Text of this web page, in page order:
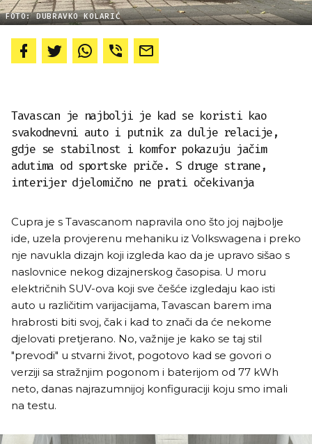
FOTO: DUBRAVKO KOLARIĆ
Tavascan je najbolji je kad se koristi kao
svakodnevni auto i putnik za dulje relacije,
gdje se stabilnost i komfor pokazuju jačim
adutima od sportske priče. S druge strane,
interijer djelomično ne prati očekivanja
Cupra je s Tavascanom napravila ono što joj najbolje
ide, uzela provjerenu mehaniku iz Volkswagena i preko
nje navukla dizajn koji izgleda kao da je upravo sišao s
naslovnice nekog dizajnerskog časopisa. U moru
električnih SUV-ova koji sve češće izgledaju kao isti
auto u različitim varijacijama, Tavascan barem ima
hrabrosti biti svoj, čak i kad to znači da će nekome
djelovati pretjerano. No, važnije je kako se taj stil
"prevodi" u stvarni život, pogotovo kad se govori o
verziji sa stražnjim pogonom i baterijom od 77 kWh
neto, danas najrazumnijoj konfiguraciji koju smo imali
na testu.